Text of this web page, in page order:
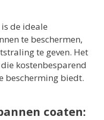
de ideale
te beschermen,
te geven. Het
kostenbesparend
bescherming biedt.
coaten: